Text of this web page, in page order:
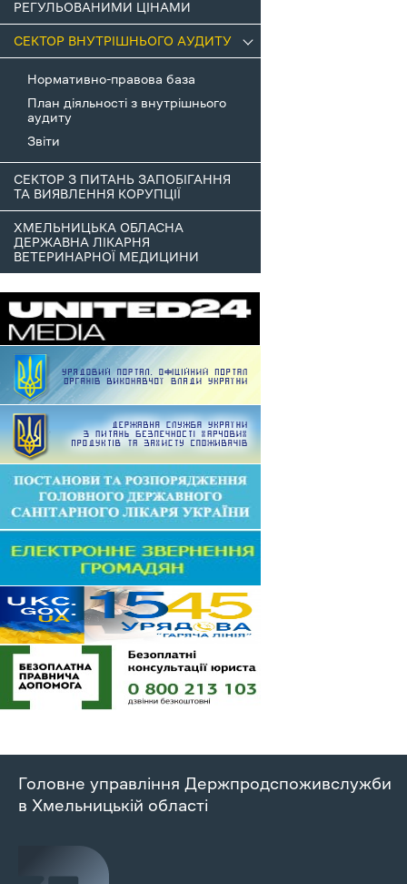
РЕГУЛЬОВАНИМИ ЦІНАМИ
СЕКТОР ВНУТРІШНЬОГО АУДИТУ
Нормативно-правова база
План діяльності з внутрішнього
аудиту
Звіти
СЕКТОР З ПИТАНЬ ЗАПОБІГАННЯ
ТА ВИЯВЛЕННЯ КОРУПЦІЇ
ХМЕЛЬНИЦЬКА ОБЛАСНА
ДЕРЖАВНА ЛІКАРНЯ
ВЕТЕРИНАРНОЇ МЕДИЦИНИ
Головне управління Держпродспоживслужби
в Хмельницькій області